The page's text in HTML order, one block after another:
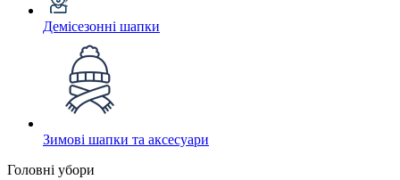
Демісезонні шапки
Зимові шапки та аксесуари
Головні убори